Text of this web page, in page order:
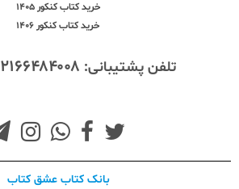
خرید کتاب کنکور 1405
خرید کتاب کنکور 1406
تلفن پشتیبانی:
بانک کتاب عشق کتاب